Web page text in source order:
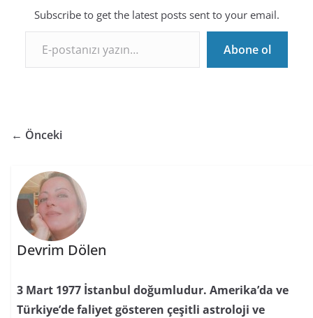
Subscribe to get the latest posts sent to your email.
E-postanızı yazın…
Abone ol
← Önceki
Devrim Dölen
3 Mart 1977 İstanbul doğumludur. Amerika’da ve
Türkiye’de faliyet gösteren çeşitli astroloji ve